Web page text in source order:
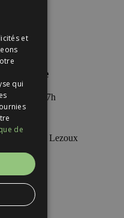
Mairie
/ 13h30-17h
et
qui
de